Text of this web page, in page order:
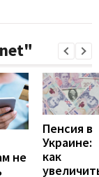
не
Пенсия в
Украине:
как